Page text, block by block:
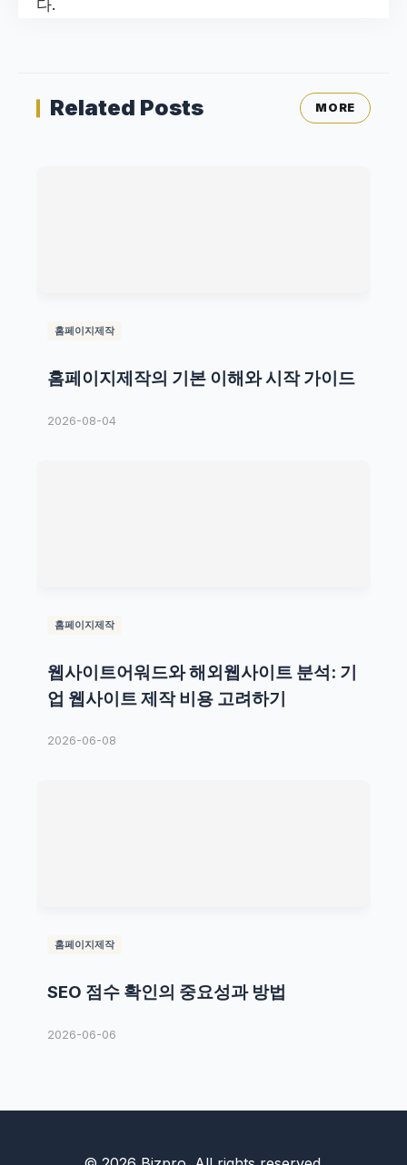
다.
Related Posts MORE
홈페이지제작
홈페이지제작의 기본 이해와 시작 가이드
2026-08-04
홈페이지제작
웹사이트어워드와 해외웹사이트 분석: 기
업 웹사이트 제작 비용 고려하기
2026-06-08
홈페이지제작
SEO 점수 확인의 중요성과 방법
2026-06-06